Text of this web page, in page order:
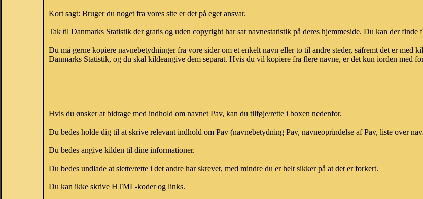
Kort sagt: Bruger du noget fra vores site er det på eget ansvar.
Tak til Danmarks Statistik der gratis og uden copyright har sat navnestatistik på deres hjemmeside. Du kan der finde
Du må gerne kopiere navnebetydninger fra vore sider om et enkelt navn eller to til andre steder, såfremt det er med
Danmarks Statistik, og du skal kildeangive dem separat. Hvis du vil kopiere fra flere navne, er det kun iorden med
Hvis du ønsker at bidrage med indhold om navnet Pav, kan du tilføje/rette i boxen nedenfor.
Du bedes holde dig til at skrive relevant indhold om Pav (navnebetydning Pav, navneoprindelse af Pav, liste over
Du bedes angive kilden til dine informationer.
Du bedes undlade at slette/rette i det andre har skrevet, med mindre du er helt sikker på at det er forkert.
Du kan ikke skrive HTML-koder og links.